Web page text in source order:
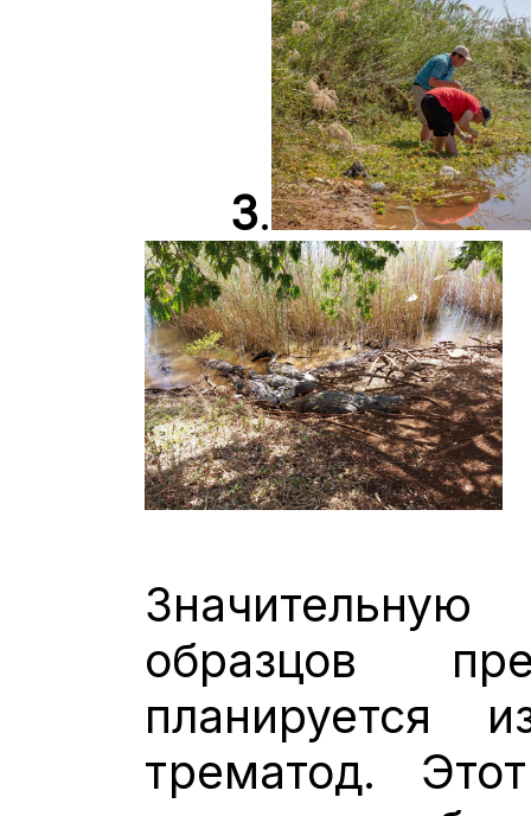
3.
образцов
планируется
трематод.